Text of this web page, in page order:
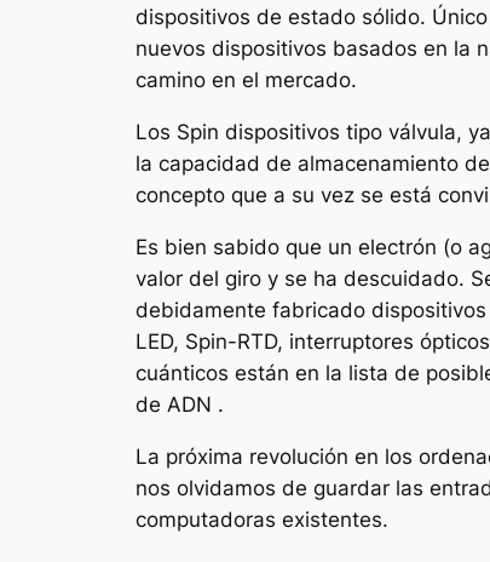
dispositivos de estado sólido.
nuevos dispositivos basados en la
camino en el mercado.
Los Spin dispositivos tipo válvula,
la capacidad de almacenamiento
concepto que a su vez se está
Es bien sabido que un electrón (o
valor del giro y se ha descuidado.
debidamente fabricado
LED, Spin-RTD, interruptores
cuánticos están en la lista de
de ADN .
La próxima revolución en los
nos olvidamos de guardar las
computadoras existentes.